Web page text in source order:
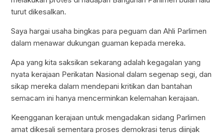
turut dikesalkan.
Saya hargai usaha bingkas para peguam dan Ahli Parlimen
dalam menawar dukungan guaman kepada mereka.
Apa yang kita saksikan sekarang adalah kegagalan yang
nyata kerajaan Perikatan Nasional dalam segenap segi, dan
sikap mereka dalam mendepani kritikan dan bantahan
semacam ini hanya mencerminkan kelemahan kerajaan.
Keengganan kerajaan untuk mengadakan sidang Parlimen
amat dikesali sementara proses demokrasi terus diinjak